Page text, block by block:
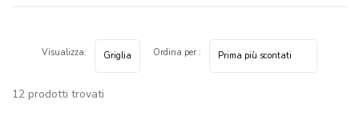
12 prodotti trovati
Visualizza: Ordina per :